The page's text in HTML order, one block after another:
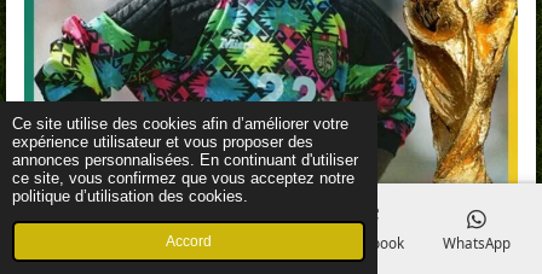
Ce site utilise des cookies afin d’améliorer votre
expérience utilisateur et vous proposer des
annonces personnalisées. En continuant d'utiliser
ce site, vous confirmez que vous acceptez notre
politique d’utilisation des cookies.
Accord
Téléphone Facebook WhatsApp